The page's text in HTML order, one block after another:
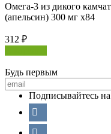
Омега-3 из дикого
(апельсин) 300 мг х84
312 ₽
Будь первым
Подписывайтесь